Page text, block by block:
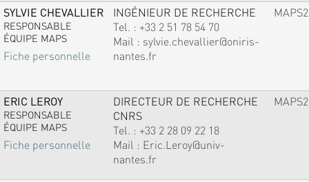
SYLVIE CHEVALLIER
RESPONSABLE
ÉQUIPE MAPS
Fiche personnelle
INGÉNIEUR DE RECHERCHE
Tel. : +33 2 51 78 54 70
Mail : sylvie.chevallier@oniris-
nantes.fr
MAPS2
ERIC LEROY
RESPONSABLE
ÉQUIPE MAPS
Fiche personnelle
DIRECTEUR DE RECHERCHE
CNRS
Tel. : +33 2 28 09 22 18
Mail : Eric.Leroy@univ-
nantes.fr
MAPS2